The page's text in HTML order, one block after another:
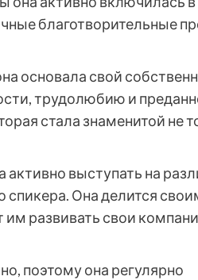
благотворительные
основала свой
трудолюбию и
стала знаменитой не
активно выступать на
спикера. Она делится
развивать свои
поэтому она регулярно